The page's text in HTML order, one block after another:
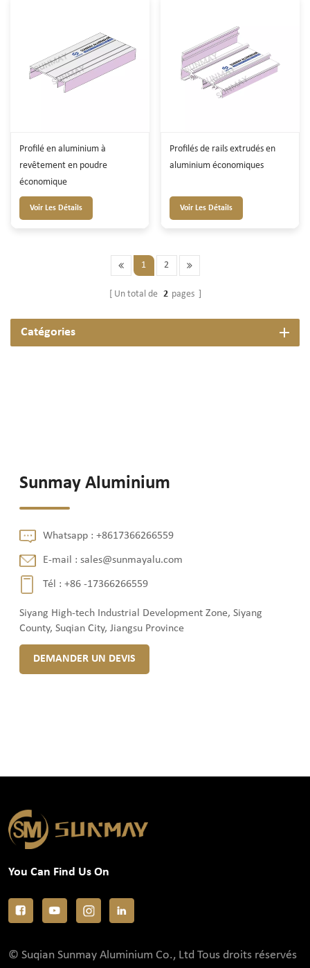
Profilé en aluminium à
revêtement en poudre
économique
Voir Les Détails
Profilés de rails extrudés en
aluminium économiques
Voir Les Détails
1 2
Un total de 2 pages
Catégories
Sunmay Aluminium
Whatsapp :+8617366266559
E-mail :sales@sunmayalu.com
Tél :+86 -17366266559
Siyang High-tech Industrial Development Zone, Siyang
County, Suqian City, Jiangsu Province
DEMANDER UN DEVIS
You Can Find Us On
© Suqian Sunmay Aluminium Co., Ltd Tous droits réservés